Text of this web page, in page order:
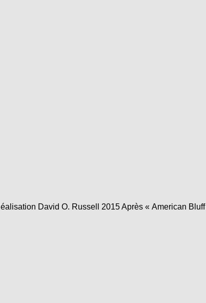
David O. Russell 2015 Après « American